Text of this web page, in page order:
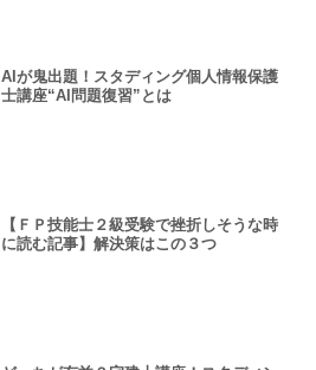
AIが鬼出題！スタディング個人情報保護
士講座“AI問題復習”とは
【ＦＰ技能士２級受験で挫折しそうな時
に読む記事】解決策はこの３つ